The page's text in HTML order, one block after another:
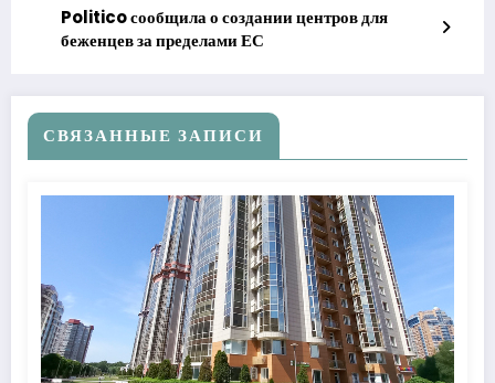
Politico сообщила о создании центров для
беженцев за пределами ЕС
СВЯЗАННЫЕ ЗАПИСИ